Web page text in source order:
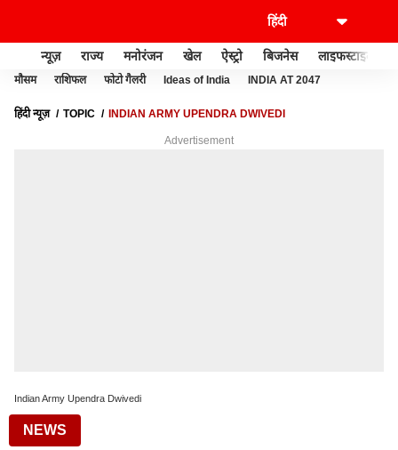
न्यूज़ राज्य मनोरंजन खेल ऐस्ट्रो बिजनेस लाइफस्टाइल
मौसम राशिफल फोटो गैलरी Ideas of India INDIA AT 2047
हिंदी न्यूज़ TOPIC INDIAN ARMY UPENDRA DWIVEDI
Advertisement
Indian Army Upendra Dwivedi
NEWS